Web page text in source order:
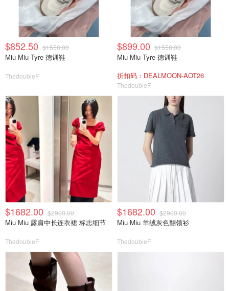
$852.50 $1550.00
Miu Miu Tyre 德训鞋
ThedoubleF
$899.00 $1550.00
Miu Miu Tyre 德训鞋
折扣码：DEALMOON-AOT26
ThedoubleF
$1682.00 $2900.00
Miu Miu 露肩中长连衣裙 标志细节
ThedoubleF
$1682.00 $2900.00
Miu Miu 羊绒灰色翻领衫
ThedoubleF